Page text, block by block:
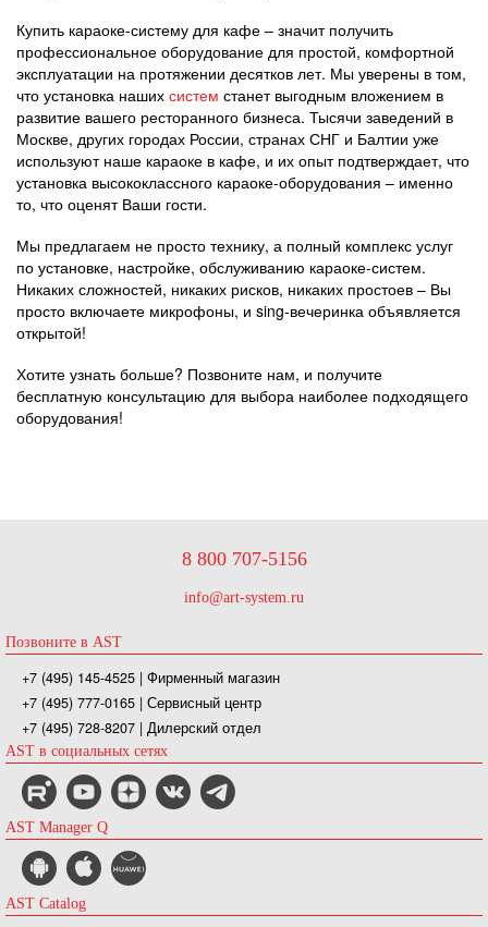
Купить караоке-систему для кафе – значит получить
профессиональное оборудование для простой, комфортной
эксплуатации на протяжении десятков лет. Мы уверены в том,
что установка наших систем станет выгодным вложением в
развитие вашего ресторанного бизнеса. Тысячи заведений в
Москве, других городах России, странах СНГ и Балтии уже
используют наше караоке в кафе, и их опыт подтверждает, что
установка высококлассного караоке-оборудования – именно
то, что оценят Ваши гости.
Мы предлагаем не просто технику, а полный комплекс услуг
по установке, настройке, обслуживанию караоке-систем.
Никаких сложностей, никаких рисков, никаких простоев – Вы
просто включаете микрофоны, и sing-вечеринка объявляется
открытой!
Хотите узнать больше? Позвоните нам, и получите
бесплатную консультацию для выбора наиболее подходящего
оборудования!
8 800 707-5156
info@art-system.ru
Позвоните в AST
+7 (495) 145-4525 | Фирменный магазин
+7 (495) 777-0165 | Сервисный центр
+7 (495) 728-8207 | Дилерский отдел
AST в социальных сетях
AST Manager Q
AST Catalog